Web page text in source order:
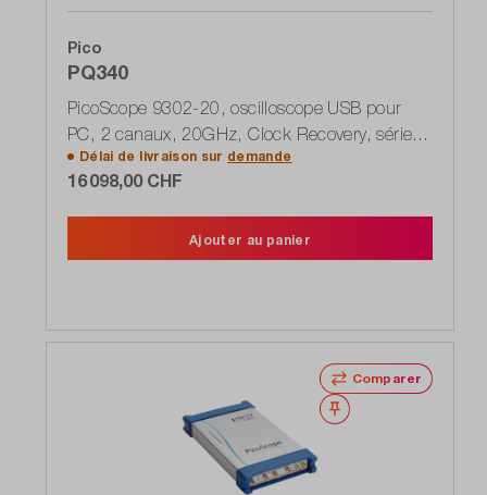
Pico
PQ340
PicoScope 9302-20, oscilloscope USB pour
PC, 2 canaux, 20GHz, Clock Recovery, série
9300
Délai de livraison sur demande
16 098,00 CHF
Ajouter au panier
Comparer
Noter